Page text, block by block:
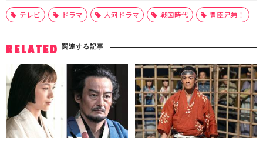
テレビ ドラマ 大河ドラマ 戦国時代 豊臣兄弟！
RELATED 関連する記事